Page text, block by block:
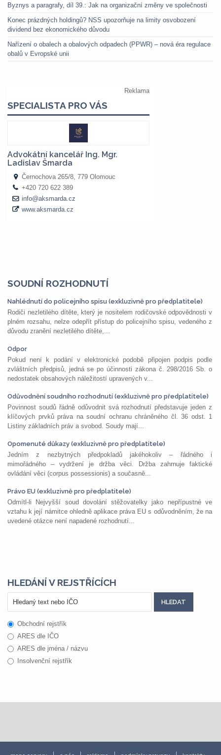
Byznys a paragrafy, díl 39.: Jak na organizační změny ve společnosti
Konec prázdných holdingů? NSS upozorňuje na limity osvobození
dividend bez ekonomického důvodu
Nařízení o obalech a obalových odpadech (PPWR) – nová éra regulace
obalů v Evropské unii
SOUDNÍ ROZHODNUTÍ
Nahlédnutí do policejního spisu (exkluzivně pro předplatitele)
Rodiči nezletilého dítěte, který je nositelem rodičovské odpovědnosti v
plném rozsahu, nelze odepřít přístup do policejního spisu, vedeného z
důvodu zranění nezletilého dítěte,...
Odpor
Pokud není k podání v elektronické podobě připojen podpis podle
zvláštních předpisů, jedná se po účinnosti zákona č. 298/2016 Sb. o
nedostatek obsahových náležitostí upravených v...
Odůvodnění soudního rozhodnutí (exkluzivně pro předplatitele)
Povinnost soudů řádně odůvodnit svá rozhodnutí představuje jeden z
klíčových prvků práva na soudní ochranu chráněného čl. 36 odst. 1
Listiny základních práv a svobod. Soudy mají...
Opomenuté důkazy (exkluzivně pro předplatitele)
Jedním z nezbytných předpokladů jakéhokoliv – řádného i
mimořádného – vydržení je držba věci. Držba zahrnuje faktické
ovládání věci (corpus possessionis) a současně...
Právo EU (exkluzivně pro předplatitele)
Odmítl-li Nejvyšší soud dovolání stěžovatelky jako nepřípustné ve
vztahu k její námitce ohledně aplikace práva EU s odůvodněním, že na
uvedené otázce není napadené rozhodnutí...
HLEDÁNÍ V REJSTŘÍCÍCH
Obchodní rejstřík
ARES dle IČO
ARES dle jména / názvu
Insolvenční rejstřík